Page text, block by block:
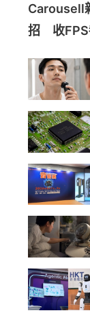
Carousell
招 收FPS